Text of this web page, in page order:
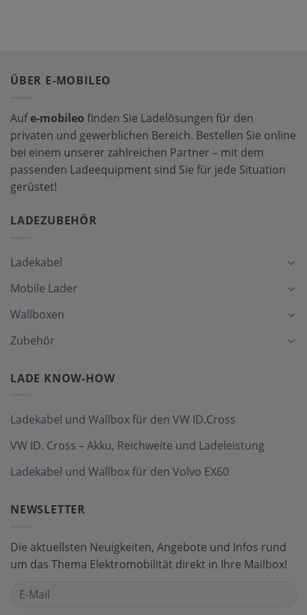
ÜBER E-MOBILEO
Aufe-mobileo finden Sie Ladelösungen für den
privaten und gewerblichen Bereich. Bestellen Sie online
bei einem unserer zahlreichen Partner – mit dem
passenden Ladeequipment sind Sie für jede Situation
gerüstet!
LADEZUBEHÖR
Ladekabel
Mobile Lader
Wallboxen
Zubehör
LADE KNOW-HOW
Ladekabel und Wallbox für den VW ID.Cross
VW ID. Cross – Akku, Reichweite und Ladeleistung
Ladekabel und Wallbox für den Volvo EX60
NEWSLETTER
Die aktuellsten Neuigkeiten, Angebote und Infos rund
um das Thema Elektromobilität direkt in Ihre Mailbox!